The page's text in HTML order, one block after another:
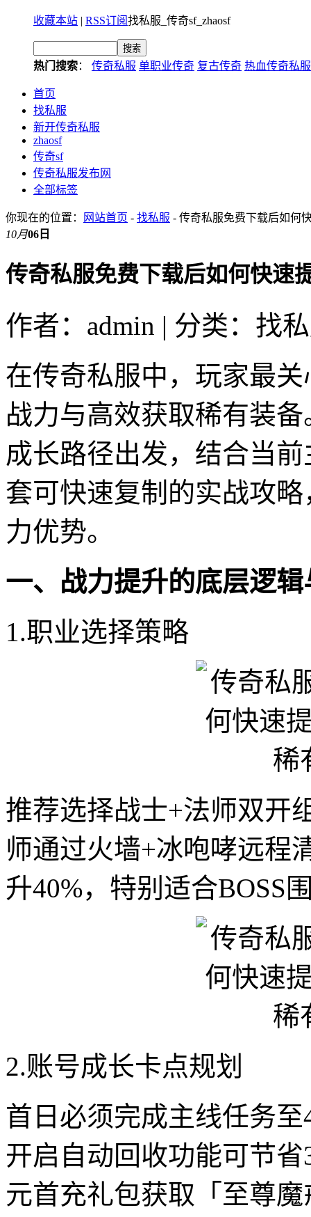
收藏本站 | RSS订阅找私服_传奇sf_zhaosf
热门搜索： 传奇私服 单职业传奇 复古传奇 热血传奇私服
首页
找私服
新开传奇私服
zhaosf
传奇sf
传奇私服发布网
全部标签
你现在的位置： 网站首页 - 找私服 - 传奇私服免费下载后如何
10月06日
传奇私服免费下载后如何快速
作者：admin | 分类：找
在传奇私服中，玩家最
战力与高效获取稀有装
成长路径出发，结合当
套可快速复制的实战攻
力优势。
一、战力提升的底层逻
1.职业选择策略
推荐选择战士+法师双开
师通过火墙+冰咆哮远程
升40%，特别适合BOSS
2.账号成长卡点规划
首日必须完成主线任务
开启自动回收功能可节
元首充礼包获取「至尊